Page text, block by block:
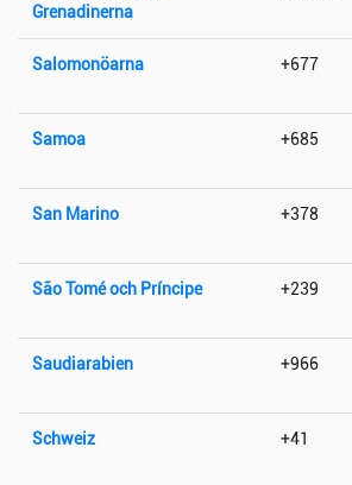
Grenadinerna
Salomonöarna +677
Samoa +685
San Marino +378
São Tomé och Príncipe +239
Saudiarabien +966
Schweiz +41